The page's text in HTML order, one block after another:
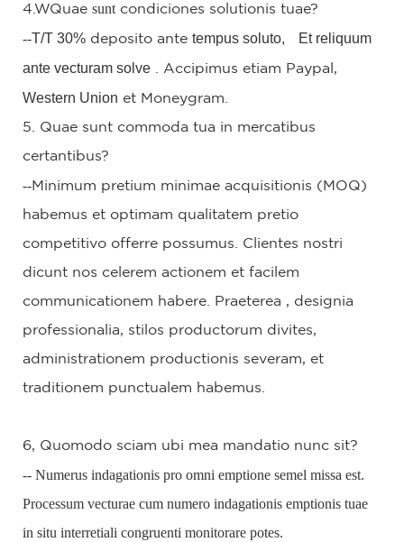
4.WQuae sunt condiciones solutionis tuae?
--T/T 30% deposito ante tempus soluto,
Et reliquum
ante vecturam solve . Accipimus etiam Paypal,
Western Union et Moneygram.
5. Quae sunt commoda tua in mercatibus
certantibus?
--Minimum pretium minimae acquisitionis (MOQ)
habemus et optimam qualitatem pretio
competitivo offerre possumus. Clientes nostri
dicunt nos celerem actionem et facilem
communicationem habere. Praeterea , designia
professionalia, stilos productorum divites,
administrationem productionis severam, et
traditionem punctualem habemus.
6, Quomodo sciam ubi mea mandatio nunc sit?
-- Numerus indagationis pro omni emptione semel missa est.
Processum vecturae cum numero indagationis emptionis tuae
in situ interretiali congruenti monitorare potes.